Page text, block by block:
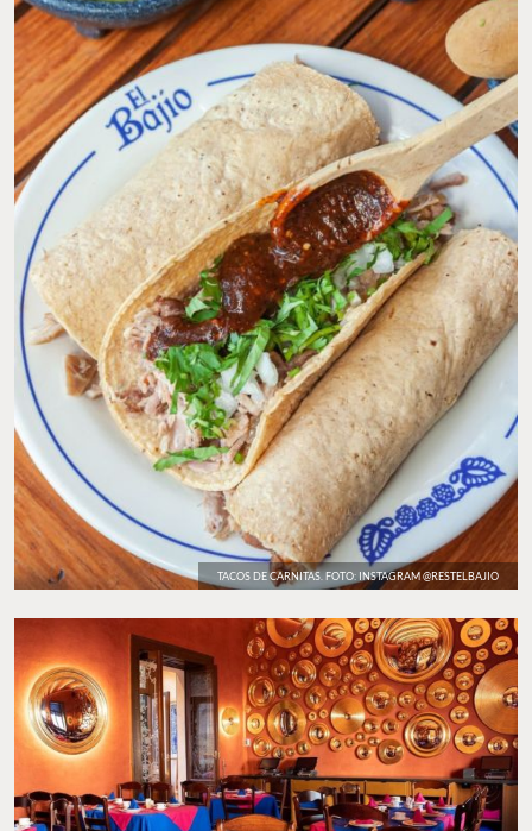
TACOS DE CARNITAS. FOTO: INSTAGRAM @RESTELBAJIO